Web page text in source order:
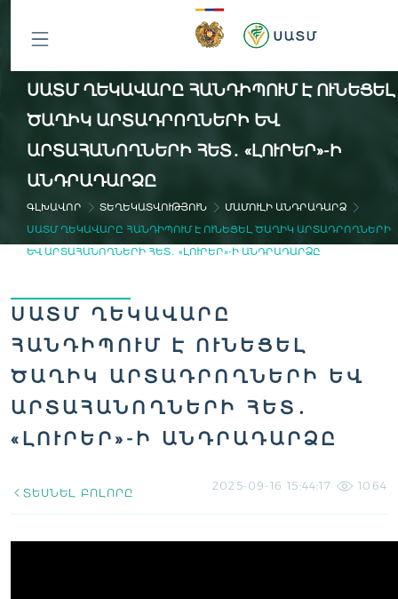
ԲՈԼՈՐ
ԲԱԺԻՆՆԵՐԸ
ՍԱՏՄ ՂԵԿԱՎԱՐԸ ՀԱՆԴԻՊՈՒՄ Է ՈՒՆԵՑԵԼ
ԾԱՂԻԿ ԱՐՏԱԴՐՈՂՆԵՐԻ ԵՎ
ԱՐՏԱՀԱՆՈՂՆԵՐԻ ՀԵՏ․ «ԼՈՒՐԵՐ»-Ի
ԱՆԴՐԱԴԱՐՁԸ
ԳԼԽԱՎՈՐ ՏԵՂԵԿԱՏՎՈՒԹՅՈՒՆ
ՄԱՄՈՒԼԻ ԱՆԴՐԱԴԱՐՁ
ՍԱՏՄ ՂԵԿԱՎԱՐԸ ՀԱՆԴԻՊՈՒՄ Է ՈՒՆԵՑԵԼ ԾԱՂԻԿ ԱՐՏԱԴՐՈՂՆԵՐԻ
ԵՎ ԱՐՏԱՀԱՆՈՂՆԵՐԻ ՀԵՏ․ «ԼՈՒՐԵՐ»-Ի ԱՆԴՐԱԴԱՐՁԸ
ՍԱՏՄ ՂԵԿԱՎԱՐԸ
ՀԱՆԴԻՊՈՒՄ Է ՈՒՆԵՑԵԼ
ԾԱՂԻԿ ԱՐՏԱԴՐՈՂՆԵՐԻ ԵՎ
ԱՐՏԱՀԱՆՈՂՆԵՐԻ ՀԵՏ․
«ԼՈՒՐԵՐ»-Ի ԱՆԴՐԱԴԱՐՁԸ
ՏԵՍՆԵԼ ԲՈԼՈՐԸ
2025-09-16 15:44:17 1064